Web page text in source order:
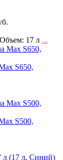
17 л ...
S650,
S500,